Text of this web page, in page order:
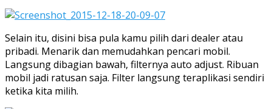
Selain itu, disini bisa pula kamu pilih dari dealer atau
pribadi. Menarik dan memudahkan pencari mobil.
Langsung dibagian bawah, filternya auto adjust. Ribuan
mobil jadi ratusan saja. Filter langsung teraplikasi sendiri
ketika kita milih.